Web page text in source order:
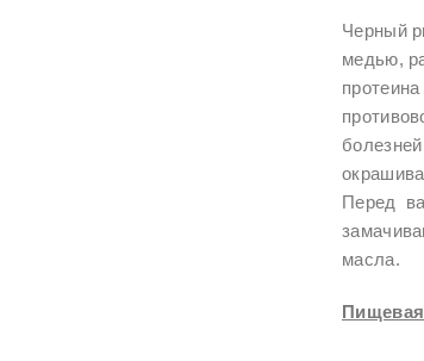
Черный
медью,
Перед
масла.
Пищевая